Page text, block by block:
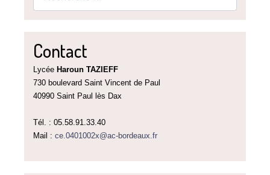
Contact
Lycée Haroun TAZIEFF
730 boulevard Saint Vincent de Paul
40990 Saint Paul lès Dax
Tél. : 05.58.91.33.40
Mail : ce.0401002x@ac-bordeaux.fr